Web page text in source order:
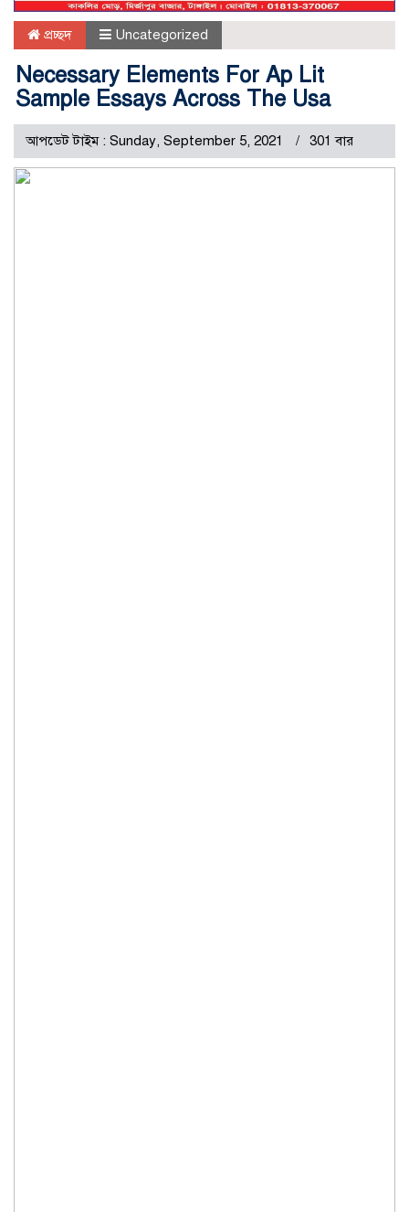
প্রচ্ছদ Uncategorized
Necessary Elements For Ap Lit
Sample Essays Across The Usa
আপডেট টাইম : Sunday, September 5, 2021 301 বার